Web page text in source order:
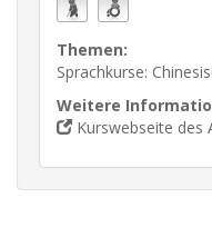
Themen:
Sprachkurse:
Weitere
Kurswebseite des